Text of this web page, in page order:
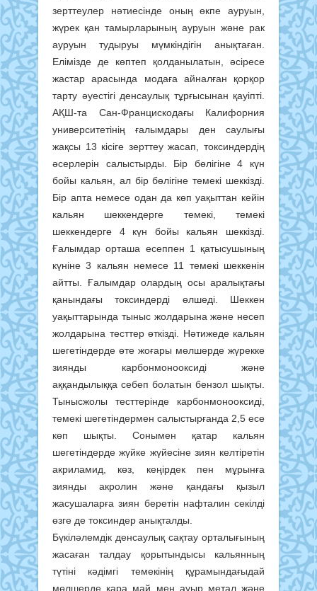
зерттеулер нәтиесінде оның өкпе ауруын,
жүрек қан тамырларының ауруын және рак
ауруын тудыруы мүмкіндігін анықтаған.
Елімізде де көптеп қолданылатын, әсіресе
жастар арасында модаға айналған қорқор
тарту әуестігі денсаулық тұрғысынан қауіпті.
АҚШ-та Сан-Францискодағы Калифорния
университетінің ғалымдары ден саулығы
жақсы 13 кісіге зерттеу жасап, токсиндердің
әсерлерін салыстырды. Бір бөлігіне 4 күн
бойы кальян, ал бір бөлігіне темекі шеккізді.
Бір апта немесе одан да көп уақыттан кейін
кальян шеккендерге темекі, темекі
шеккендерге 4 күн бойы кальян шеккізді.
Ғалымдар орташа есеппен 1 қатысушының
күніне 3 кальян немесе 11 темекі шеккенін
айтты. Ғалымдар олардың осы аралықтағы
қанындағы токсиндерді өлшеді. Шеккен
уақыттарында тыныс жолдарына және несеп
жолдарына тесттер өткізді. Нәтижеде кальян
шегетіндерде өте жоғары мөлшерде жүрекке
зиянды карбонмонооксиді және
аққандылыққа себеп болатын бензол шықты.
Тынысжолы тесттерінде карбонмонооксиді,
темекі шегетіндермен салыстырғанда 2,5 есе
көп шықты. Сонымен қатар кальян
шегетіндерде жүйке жүйесіне зиян келтіретін
акриламид, көз, кеңірдек пен мұрынға
зиянды акролин және қандағы қызыл
жасушаларға зиян беретін нафталин секілді
өзге де токсиндер анықталды.
Бүкіләлемдік денсаулық сақтау орталығының
жасаған талдау қорытындысы кальянның
түтіні кәдімгі темекінің құрамындағыдай
мөлшерде қара май мен ауыр метал және